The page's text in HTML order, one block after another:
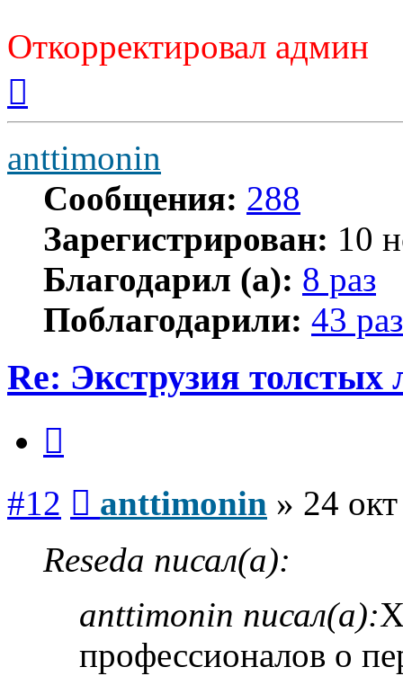
Откорректировал админ
началу
anttimonin
Сообщения: 288
Зарегистрирован: 10
Благодарил (а): 8 раз
Поблагодарили: 43
Re: Экструзия
#12 anttimonin » 24
Reseda писал(а):
anttimonin писал(а):
профессионалов о